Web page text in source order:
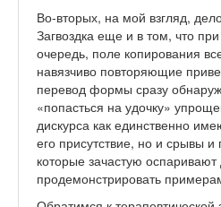
Во-вторых, на мой взгляд,
Загвоздка еще и в том, что
очередь, поле копирования
навязчиво повторяющие
перевод формы сразу
«попасться на удочку»
дискурса как единственно
его присутствие, но и срывы и
которые зачастую
продемонстрировать